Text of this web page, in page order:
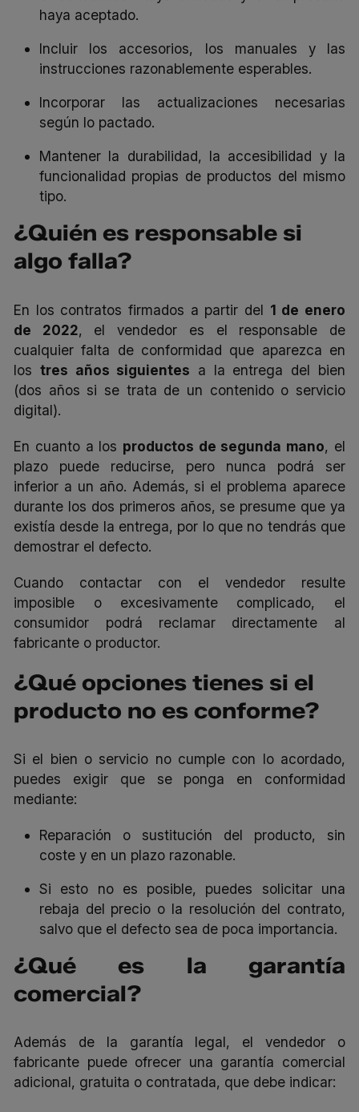
haya aceptado.
Incluir los accesorios, los manuales y las
instrucciones razonablemente esperables.
Incorporar las actualizaciones necesarias
según lo pactado.
Mantener la durabilidad, la accesibilidad y la
funcionalidad propias de productos del mismo
tipo.
¿Quién es responsable si
algo falla?
En los contratos firmados a partir del 1 de enero
de 2022, el vendedor es el responsable de
cualquier falta de conformidad que aparezca en
los tres años siguientes a la entrega del bien
(dos años si se trata de un contenido o servicio
digital).
En cuanto a los productos de segunda mano, el
plazo puede reducirse, pero nunca podrá ser
inferior a un año. Además, si el problema aparece
durante los dos primeros años, se presume que ya
existía desde la entrega, por lo que no tendrás que
demostrar el defecto.
Cuando contactar con el vendedor resulte
imposible o excesivamente complicado, el
consumidor podrá reclamar directamente al
fabricante o productor.
¿Qué opciones tienes si el
producto no es conforme?
Si el bien o servicio no cumple con lo acordado,
puedes exigir que se ponga en conformidad
mediante:
Reparación o sustitución del producto, sin
coste y en un plazo razonable.
Si esto no es posible, puedes solicitar una
rebaja del precio o la resolución del contrato,
salvo que el defecto sea de poca importancia.
¿Qué es la garantía
comercial?
Además de la garantía legal, el vendedor o
fabricante puede ofrecer una garantía comercial
adicional, gratuita o contratada, que debe indicar: